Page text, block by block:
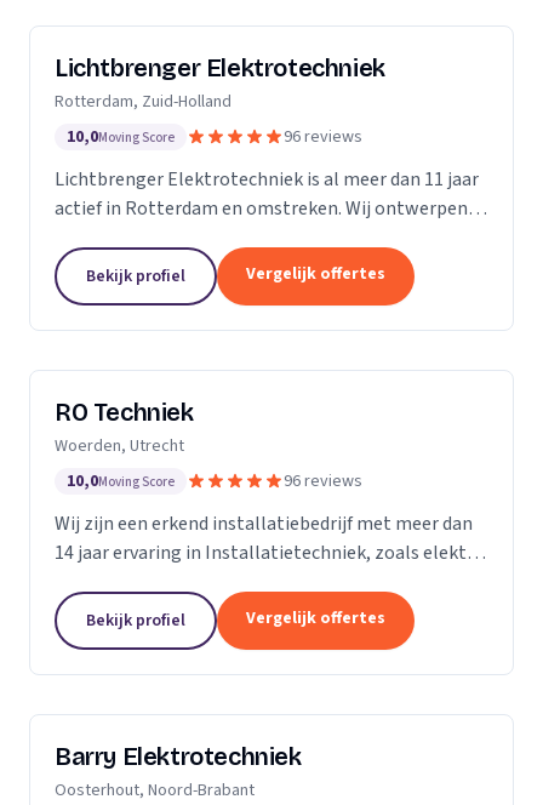
Lichtbrenger Elektrotechniek
Rotterdam, Zuid-Holland
10,0Moving Score 96 reviews
Lichtbrenger Elektrotechniek is al meer dan 11 jaar
actief in Rotterdam en omstreken. Wij ontwerpen
bedrijfspanden, horeca zaken, winkelcentra, en nog
veel meer....
Bekijk profiel Vergelijk offertes
RO Techniek
Woerden, Utrecht
10,0Moving Score 96 reviews
Wij zijn een erkend installatiebedrijf met meer dan
14 jaar ervaring in Installatietechniek, zoals elektra,
Bekijk profiel Vergelijk offertes
Barry Elektrotechniek
Oosterhout, Noord-Brabant